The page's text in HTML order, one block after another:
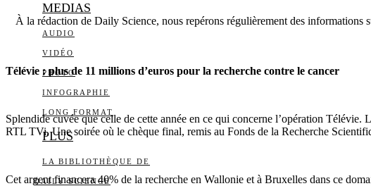
MEDIAS
AUDIO
VIDÉO
PHOTO
INFOGRAPHIE
LONG FORMAT
PLUS
LA BIBLIOTHÈQUE DE
DAILY SCIENCE
À la rédaction de Daily Science, nous repérons régulièrement des informations
Télévie : plus de 11 millions d’euros pour la recherche contre le cancer
Splendide cuvée que celle de cette année en ce qui concerne l’opération Télévie.
RTL TVi. Une soirée où le chèque final, remis au Fonds de la Recherche
Cet argent financera 40% de la recherche en Wallonie et à Bruxelles dans ce